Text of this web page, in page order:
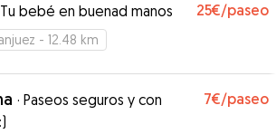
Tu bebé en buenad manos 25€/paseo
- 12.48 km
· Paseos seguros y con
7€/paseo